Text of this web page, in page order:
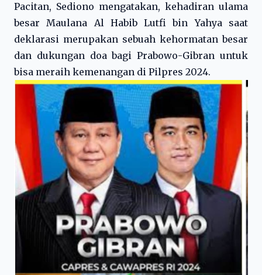
Pacitan, Sediono mengatakan, kehadiran ulama
besar Maulana Al Habib Lutfi bin Yahya saat
deklarasi merupakan sebuah kehormatan besar
dan dukungan doa bagi Prabowo-Gibran untuk
bisa meraih kemenangan di Pilpres 2024.